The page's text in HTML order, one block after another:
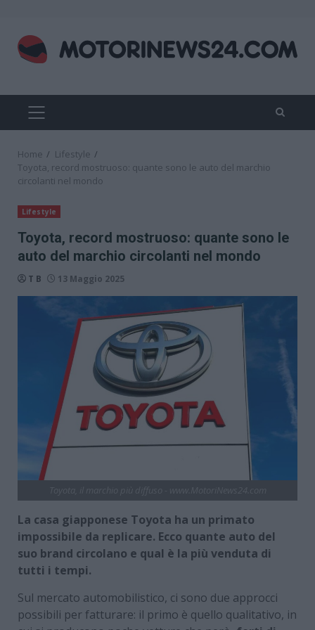
content
PRIMARY
MENU
Home
Lifestyle
Toyota, record mostruoso: quante sono le auto del marchio
circolanti nel mondo
Lifestyle
Toyota, record mostruoso: quante sono le
auto del marchio circolanti nel mondo
T B 13 Maggio 2025
La casa giapponese Toyota ha un primato
impossibile da replicare. Ecco quante auto del
suo brand circolano e qual è la più venduta di
tutti i tempi.
Sul mercato automobilistico, ci sono due approcci
possibili per fatturare: il primo è quello qualitativo, in